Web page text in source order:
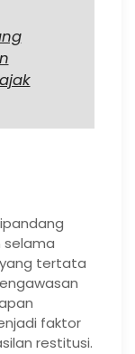
selama
tertata
faktor
restitusi.